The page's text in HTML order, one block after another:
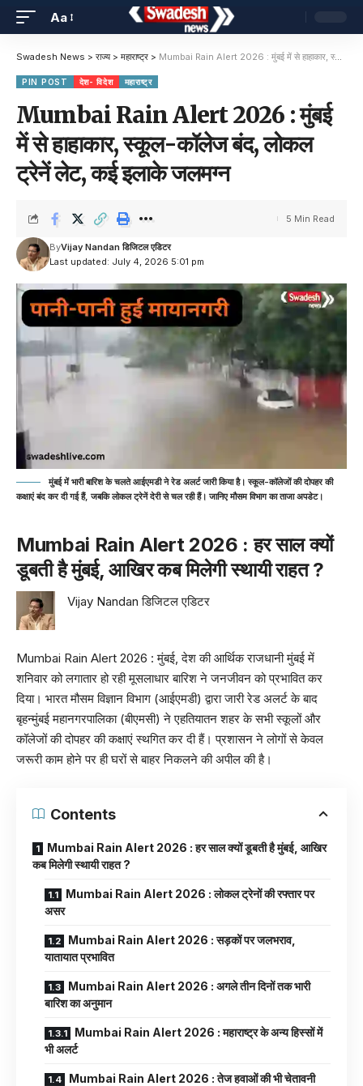
Aa
Swadesh News > राज्य> महाराष्ट्र > Mumbai Rain Alert 2026 : मुंबई में से हाहाकार, स्कूल-कॉलेज बंद, लोकल ट्रेनें लेट, कई इलाके जलमग्न
PIN POST देश- विदेश महाराष्ट्र
Mumbai Rain Alert 2026 : मुंबई
में से हाहाकार, स्कूल-कॉलेज बंद, लोकल
ट्रेनें लेट, कई इलाके जलमग्न
Last updated: July 4, 2026 5:01 pm
ByVijay Nandan डिजिटल एडिटर
5 Min Read
मुंबई में भारी बारिश के चलते आईएमडी ने रेड अलर्ट जारी किया है। स्कूल-कॉलेजों की दोपहर की
कक्षाएं बंद कर दी गई हैं, जबकि लोकल ट्रेनें देरी से चल रही हैं। जानिए मौसम विभाग का ताजा अपडेट।
Mumbai Rain Alert 2026 : हर साल क्यों
डूबती है मुंबई, आखिर कब मिलेगी स्थायी राहत ?
Vijay Nandan डिजिटल एडिटर
Mumbai Rain Alert 2026 : मुंबई, देश की आर्थिक राजधानी मुंबई में
शनिवार को लगातार हो रही मूसलाधार बारिश ने जनजीवन को प्रभावित कर
दिया। भारत मौसम विज्ञान विभाग (आईएमडी) द्वारा जारी रेड अलर्ट के बाद
बृहन्मुंबई महानगरपालिका (बीएमसी) ने एहतियातन शहर के सभी स्कूलों और
कॉलेजों की दोपहर की कक्षाएं स्थगित कर दी हैं। प्रशासन ने लोगों से केवल
जरूरी काम होने पर ही घरों से बाहर निकलने की अपील की है।
Contents
Mumbai Rain Alert 2026 : हर साल क्यों डूबती है मुंबई, आखिर
कब मिलेगी स्थायी राहत ?
Mumbai Rain Alert 2026 : लोकल ट्रेनों की रफ्तार पर
असर
Mumbai Rain Alert 2026 : सड़कों पर जलभराव,
यातायात प्रभावित
Mumbai Rain Alert 2026 : अगले तीन दिनों तक भारी
बारिश का अनुमान
Mumbai Rain Alert 2026 : महाराष्ट्र के अन्य हिस्सों में
भी अलर्ट
Mumbai Rain Alert 2026 : तेज हवाओं की भी चेतावनी